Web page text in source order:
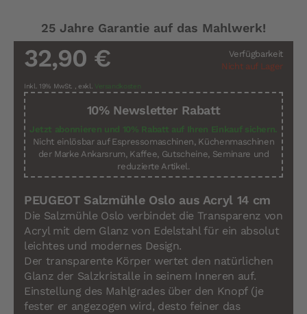
25 Jahre Garantie auf das Mahlwerk!
Verfügbarkeit
Nicht auf Lager
32,90 €
Inkl. 19% MwSt. , exkl. Versandkosten
10% Newsletter Rabatt
Jetzt abonnieren und 10% Rabatt auf Ihren Einkauf sichern.
Nicht einlösbar auf Espressomaschinen, Küchenmaschinen
der Marke Ankarsrum, Kaffee, Gutscheine, Seminare und
reduzierte Artikel.
PEUGEOT Salzmühle Oslo aus Acryl 14 cm
Die Salzmühle Oslo verbindet die Transparenz von
Acryl mit dem Glanz von Edelstahl für ein absolut
leichtes und modernes Design.
Der transparente Körper wertet den natürlichen
Glanz der Salzkristalle in seinem Inneren auf.
Einstellung des Mahlgrades über den Knopf (je
fester er angezogen wird, desto feiner das